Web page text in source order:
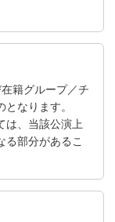
籍グループ／チ
なります。
は、当該公演上
る部分があるこ